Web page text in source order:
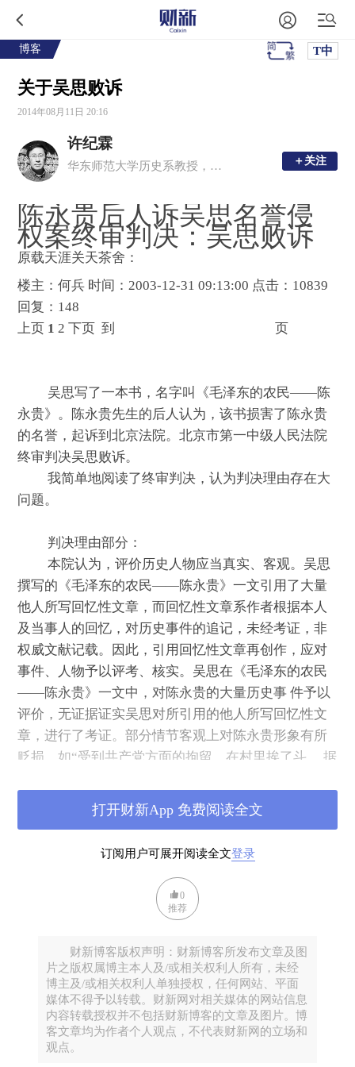
博客 T中
关于吴思败诉
2014年08月11日 20:16
许纪霖
华东师范大学历史系教授，中国现代思想文化研究所常务副所长 ＋关注
＋关注
陈永贵后人诉吴思名誉侵
权案终审判决：吴思败诉
原载天涯关天茶舍：
楼主：何兵 时间：2003-12-31 09:13:00 点击：10839
回复：148
上页 1 2 下页 到 页
吴思写了一本书，名字叫《毛泽东的农民——陈
永贵》。陈永贵先生的后人认为，该书损害了陈永贵
的名誉，起诉到北京法院。北京市第一中级人民法院
终审判决吴思败诉。
我简单地阅读了终审判决，认为判决理由存在大
问题。
判决理由部分：
本院认为，评价历史 人物应当真实、客观。吴思
撰写的《毛泽东的农民——陈永贵》一文引用了大量
他人所写回忆性文章，而回忆性文章系作者根据本人
及当事人的回忆，对历史事件的追记，未经考证，非
权威文献记载。因此，引用回忆性文章再创作，应对
事件、人物予以评考、核实。吴思在《毛泽东的农民
——陈永贵》一文中，对陈永贵的大量历史事 件予以
评价，无证据证实吴思对所引用的他人所写回忆性文
章，进行了考证。部分情节客观上对陈永贵形象有所
贬损，如“受到共产党方面的拘留，在村里挨了斗， 据
大寨村村长叫赵怀恩，陈永贵担心自己过不了这一
关，曾向赵怀恩托孤说......”等，造成了陈永 贵的社会
名誉的侵害，并无不当。北京青年报上诉认为报社在
刊载《毛泽东的农民——陈永贵》一书之前进行了 合
理的审查及原判事实不清未提供证据证明。吴思关于
法律依据的理由，不能成立，所要求追加其他作者为
被 告，无法律规定。因此，北京青年报社、吴思要求
撤消原判，驳回陈明亮、宋玉林的诉讼请求的上诉主
张，本院不予支持。综上所述，原审法院判决认定事
实清楚， 适用法律及处理结果正确，应予维持。据
此，依照《中华人民共和国民事诉讼法》第一百五十
订阅用户可展开阅读全文登录
打开财新App 免费阅读全文
0
推荐
财新博客版权声明：财新博客所发布文章及图
片之版权属博主本人及/或相关权利人所有，未经
博主及/或相关权利人单独授权，任何网站、平面
媒体不得予以转载。财新网对相关媒体的网站信息
内容转载授权并不包括财新博客的文章及图片。博
客文章均为作者个人观点，不代表财新网的立场和
观点。